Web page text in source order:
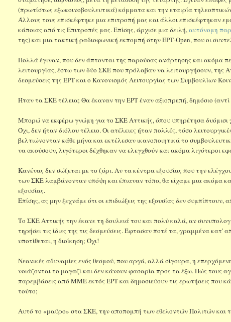
(πρωτίστως εξωκοινοβουλευτικά) κόμματα και την εταιρία
Άλλους τους επισκέφτηκε μια επιτροπή μας και άλλοι επισκέφτηκαν
κάποιας από τις Επιτροπές μας. Επίσης, άρχισε μια δειλή,αυτόνομη
της) και μια τακτική ραδιοφωνική εκπομπή στην ΕΡΤ-Open, που οι
Πολλά έγιναν, που δεν άπτονται της παρούσας ανάρτησης και ακόμα
λειτουργίας, έστω των δύο ΣΚΕ που πρόλαβαν να λειτουργήσουν, της
δεσμεύσεις της ΕΡΤ και ο Κανονισμός Λειτουργίας των Συμβουλίων
Ήταν τα ΣΚΕ τέλεια; Θα έκαναν την ΕΡΤ έναν αξιοπρεπή, δημόσιο
Μπορώ να εκφέρω γνώμη για το ΣΚΕ Αττικής, όπου υπηρέτησα δυόμισι
Όχι, δεν ήταν διόλου τέλειο. Οι ατέλειες ήταν πολλές, τόσο
βελτιώνονταν κάθε μήνα και εκτέλεσαν ικανοποιητικά το
να ακούσουν, λιγότεροι δέχθηκαν να ελεγχθούν και ακόμα λιγότεροι
Κανένας δεν σώζεται με το ζόρι. Αν τα κέντρα εξουσίας που την
των ΣΚΕ λαμβάνονταν υπόψη και έπιαναν τόπο, θα είχαμε μια ακόμα
εξουσίας.
Επίσης, ας μην ξεχνάμε ότι οι επιδιώξεις της εξουσίας δεν
Το ΣΚΕ Αττικής την έκανε τη δουλειά του και πολύ καλά, αν
τηρήσει τις ίδιες της τις δεσμεύσεις. Έφτασαν ποτέ τα, γραμμένα
υποτίθεται, η διοίκηση; Όχι!
Νεανικές αδυναμίες ενός θεσμού, που αργά, αλλά σίγουρα, η
νοιάζονται το μαγαζί και δεν κάνουν φασαρία προς τα έξω. Πώς τους
παρεμβάσεις από ΜΜΕ εκτός ΕΡΤ και δημοσιεύουν τις ερωτήσεις που
τούτο;
Αυτό το «μαύρο» στα ΣΚΕ, την αποπομπή των εθελοντών Πολιτών και